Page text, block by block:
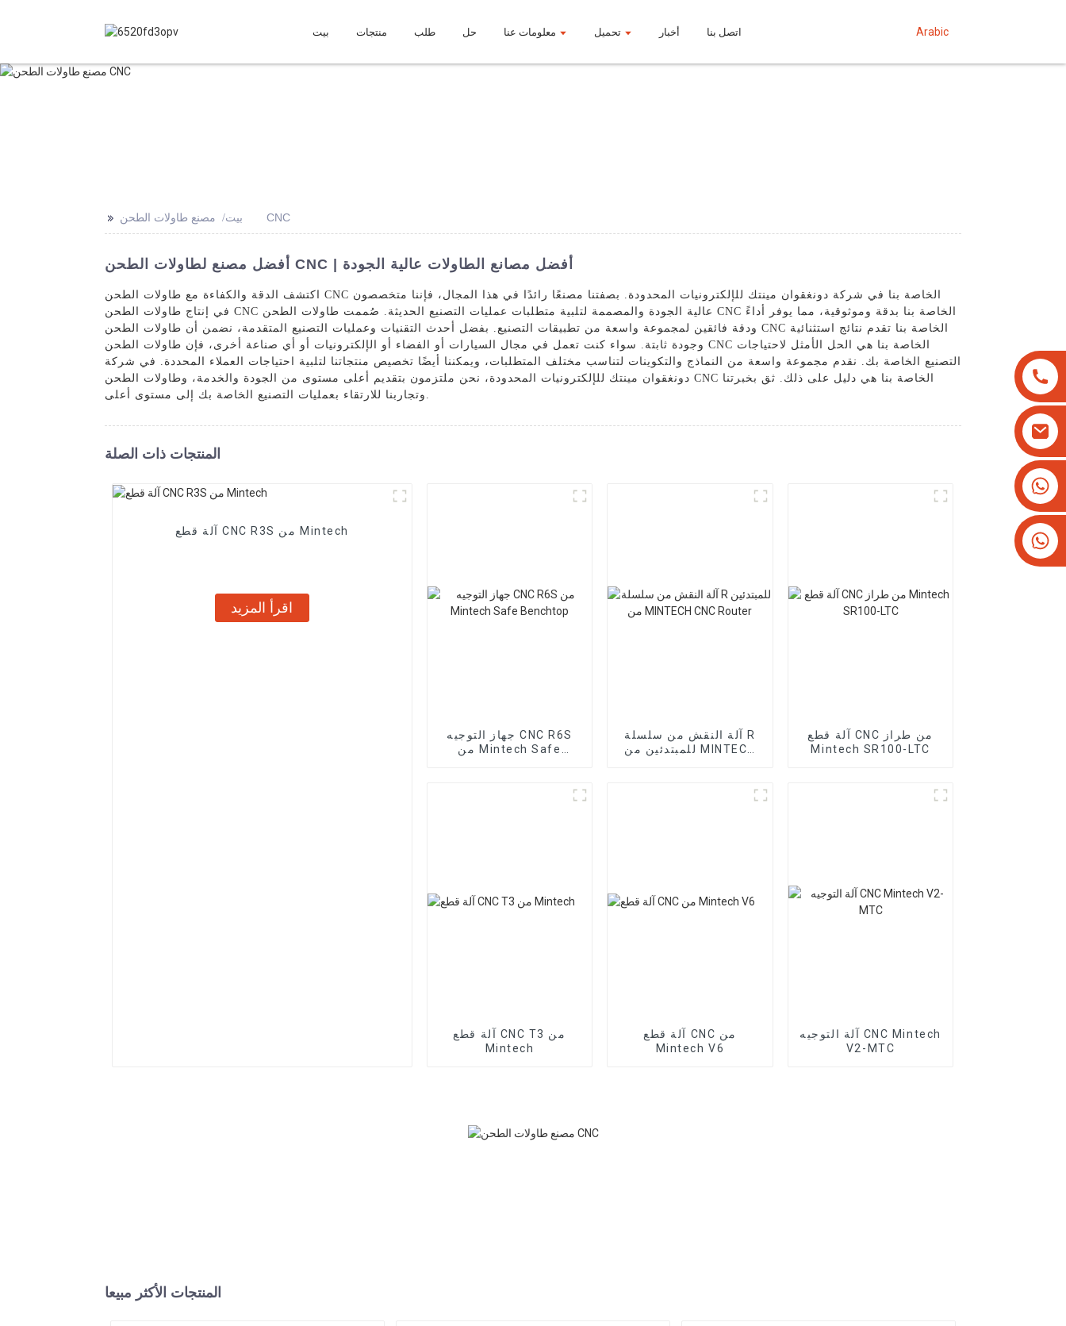
بيت منتجات طلب حل معلومات عنا تحميل أخبار اتصل بنا Arabic
+16266628193
>> بيت مصنع طاولات الطحن CNC
أفضل مصنع لطاولات الطحن CNC | أفضل مصانع الطاولات عالية الجودة
اكتشف الدقة والكفاءة مع طاولات الطحن CNC الخاصة بنا في شركة دونغقوان مينتك للإلكترونيات المحدودة. بصفتنا مصنعًا رائدًا في هذا المجال، فإننا متخصصون
في إنتاج طاولات الطحن CNC عالية الجودة والمصممة لتلبية متطلبات عمليات التصنيع الحديثة. صُممت طاولات الطحن CNC الخاصة بنا بدقة وموثوقية، مما يوفر أداءً
ودقة فائقين لمجموعة واسعة من تطبيقات التصنيع. بفضل أحدث التقنيات وعمليات التصنيع المتقدمة، نضمن أن طاولات الطحن CNC الخاصة بنا تقدم نتائج استثنائية
وجودة ثابتة. سواء كنت تعمل في مجال السيارات أو الفضاء أو الإلكترونيات أو أي صناعة أخرى، فإن طاولات الطحن CNC الخاصة بنا هي الحل الأمثل لاحتياجات
التصنيع الخاصة بك. نقدم مجموعة واسعة من النماذج والتكوينات لتناسب مختلف المتطلبات، ويمكننا أيضًا تخصيص منتجاتنا لتلبية احتياجات العملاء المحددة. في شركة
دونغقوان مينتك للإلكترونيات المحدودة، نحن ملتزمون بتقديم أعلى مستوى من الجودة والخدمة، وطاولات الطحن CNC الخاصة بنا هي دليل على ذلك. ثق بخبرتنا
المنتجات ذات الصلة
آلة قطع CNC R3S من Mintech
اقرأ المزيد
جهاز التوجيه CNC R6S
من Mintech Safe
آلة النقش من سلسلة R
للمبتدئين من MINTECH
آلة قطع CNC من طراز
Mintech SR100-LTC
آلة قطع CNC T3 من
Mintech
آلة قطع CNC من
Mintech V6
آلة التوجيه CNC Mintech
V2-MTC
المنتجات الأكثر مبيعا